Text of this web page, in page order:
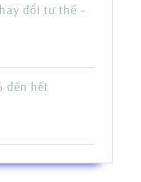
đổi tư thế –
đến hết